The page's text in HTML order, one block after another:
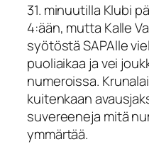
31. minuutilla Klubi
4:ään, mutta Kalle
syötöstä SAPAlle
puoliaikaa ja vei
numeroissa.
kuitenkaan
suvereeneja mitä
ymmärtää.